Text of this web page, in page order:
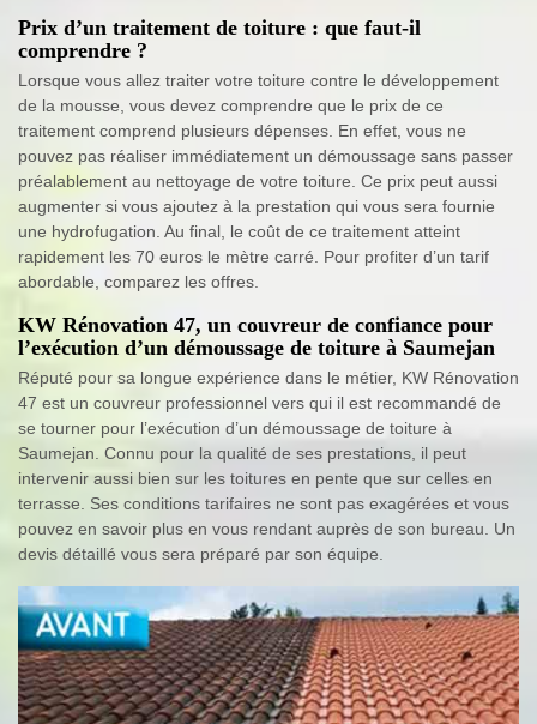
Prix d’un traitement de toiture : que faut-il
comprendre ?
Lorsque vous allez traiter votre toiture contre le développement
de la mousse, vous devez comprendre que le prix de ce
traitement comprend plusieurs dépenses. En effet, vous ne
pouvez pas réaliser immédiatement un démoussage sans passer
préalablement au nettoyage de votre toiture. Ce prix peut aussi
augmenter si vous ajoutez à la prestation qui vous sera fournie
une hydrofugation. Au final, le coût de ce traitement atteint
rapidement les 70 euros le mètre carré. Pour profiter d’un tarif
abordable, comparez les offres.
KW Rénovation 47, un couvreur de confiance pour
l’exécution d’un démoussage de toiture à Saumejan
Réputé pour sa longue expérience dans le métier, KW Rénovation
47 est un couvreur professionnel vers qui il est recommandé de
se tourner pour l’exécution d’un démoussage de toiture à
Saumejan. Connu pour la qualité de ses prestations, il peut
intervenir aussi bien sur les toitures en pente que sur celles en
terrasse. Ses conditions tarifaires ne sont pas exagérées et vous
pouvez en savoir plus en vous rendant auprès de son bureau. Un
devis détaillé vous sera préparé par son équipe.